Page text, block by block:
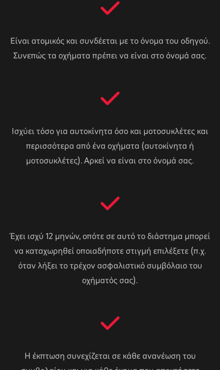
(Riding 1-2-3-4) / Ημερομηνία που το έχετε
επικοινωνίας και Email. Εμείς θα σας στείλουμε
τον προσωπικό σας ατομικό κωδικό, με τον
Είναι ατομικός και συνδέεται με το όνομα του οδηγού.
Συνεπώς τα οχήματα πρέπει να είναι στο όνομά σας.
Ισχύει τόσο για αυτοκίνητα όσο και μοτοσυκλέτες και
περισσότερα από ένα οχήματα (αυτοκίνητα ή
μοτοσυκλέτες). Αρκεί να είναι στο όνομά σας.
Έχει ισχύ 12 μηνών, οπότε σε αυτό το διάστημα μπορεί
να καταχωρηθεί οποιαδήποτε στιγμή επιλέξετε (π.χ.
όταν λήξει το τρέχον ασφαλιστικό συμβόλαιο του
οχήματός σας).
Η έκπτωση συνεχίζεται σε κάθε ανανέωση του